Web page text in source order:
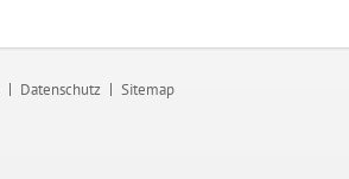
Datenschutz Sitemap